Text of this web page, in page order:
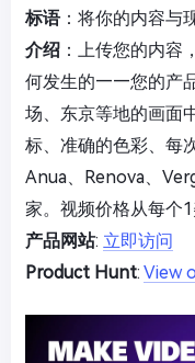
标语：将你的内容与
介绍 ：上传您的内容
何发生的——您的产
场、东京等地的画面
标、准确的色彩、每
Anua、Renova、
家。视频价格从每个1
产品网站: 立即访问
Product Hunt: View